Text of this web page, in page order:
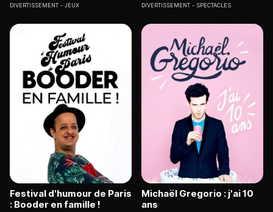
DIVERTISSEMENT JEUX DIVERTISSEMENT SPECTACLES
Festival d'humour de Paris
: Booder en famille !
Michaël Gregorio : j'ai 10
ans